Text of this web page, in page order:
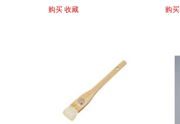
购买 收藏
购买